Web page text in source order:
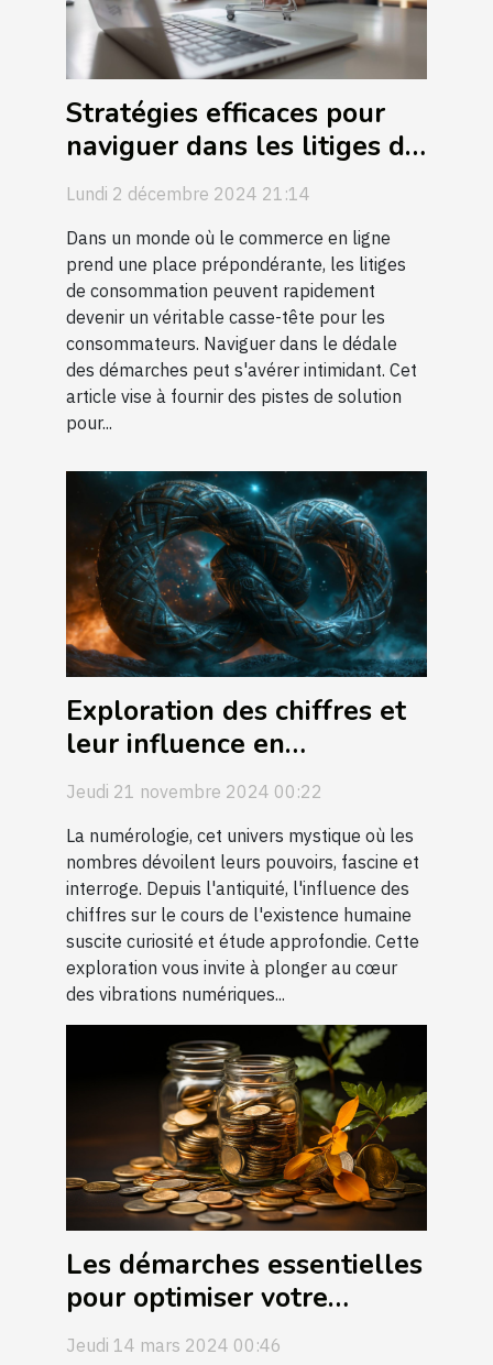
Stratégies efficaces pour
naviguer dans les litiges de
consommation en ligne
Lundi 2 décembre 2024 21:14
Dans un monde où le commerce en ligne
prend une place prépondérante, les litiges
de consommation peuvent rapidement
devenir un véritable casse-tête pour les
consommateurs. Naviguer dans le dédale
des démarches peut s'avérer intimidant. Cet
article vise à fournir des pistes de solution
pour...
Exploration des chiffres et
leur influence en
numérologie
Jeudi 21 novembre 2024 00:22
La numérologie, cet univers mystique où les
nombres dévoilent leurs pouvoirs, fascine et
interroge. Depuis l'antiquité, l'influence des
chiffres sur le cours de l'existence humaine
suscite curiosité et étude approfondie. Cette
exploration vous invite à plonger au cœur
des vibrations numériques...
Les démarches essentielles
pour optimiser votre
retraite avant de consulter
Jeudi 14 mars 2024 00:46